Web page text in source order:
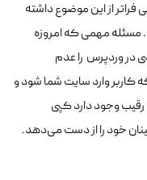
از این موضوع داشته
مسئله مهمی که امروزه
در وردپرس را عدم
کاربر وارد سایت شما شود و
وجود دارد کپی
خود را از دست می‌دهد.